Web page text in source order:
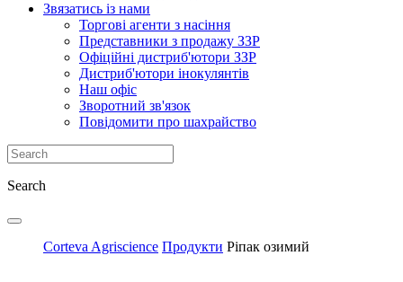
Звязатись із нами
Торгові агенти з насіння
Представники з продажу ЗЗР
Офіційні дистриб'ютори ЗЗР
Дистриб'ютори інокулянтів
Наш офіс
Зворотний зв'язок
Повідомити про шахрайство
Search
Corteva Agriscience Продукти Ріпак озимий